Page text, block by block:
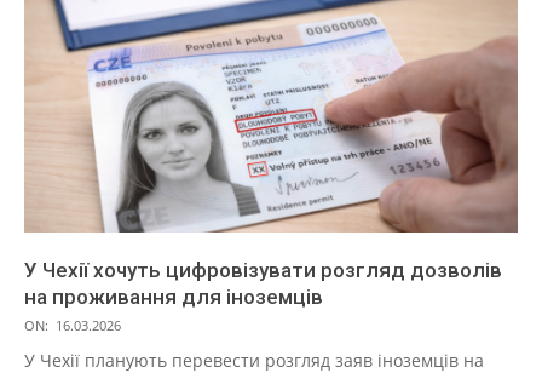
У Чехії хочуть цифровізувати розгляд дозволів
на проживання для іноземців
ON: 16.03.2026
У Чехії планують перевести розгляд заяв іноземців на